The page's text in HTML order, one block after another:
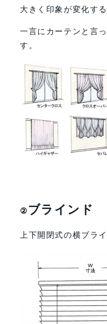
大きく印象が変化す
一言にカーテンと言
す。
② ブラインド
上下開閉式の横ブラ